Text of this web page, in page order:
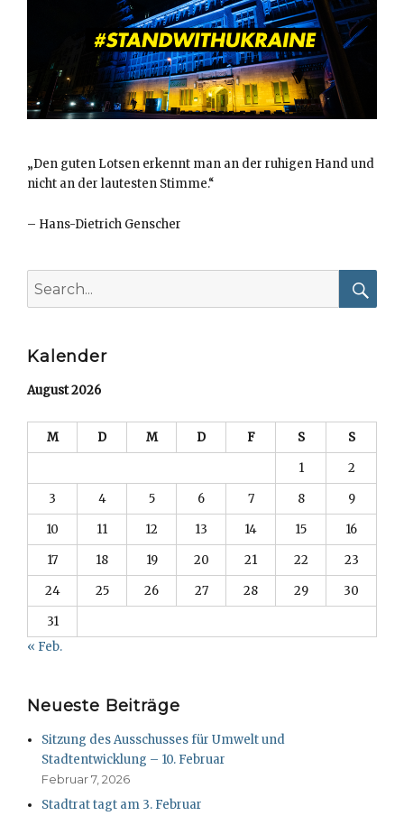
„Den guten Lotsen erkennt man an der ruhigen Hand und
nicht an der lautesten Stimme.“
– Hans-Dietrich Genscher
for:
Kalender
August 2026
M D M D F S
S
1
2
3
4 5 6 7 8
9
10
11 12 13 14 15
16
17
18 19 20 21 22
23
24
25 26 27 28 29
30
31
« Feb.
Neueste Beiträge
Sitzung des Ausschusses für Umwelt und
Stadtentwicklung – 10. Februar
Februar 7, 2026
Stadtrat tagt am 3. Februar